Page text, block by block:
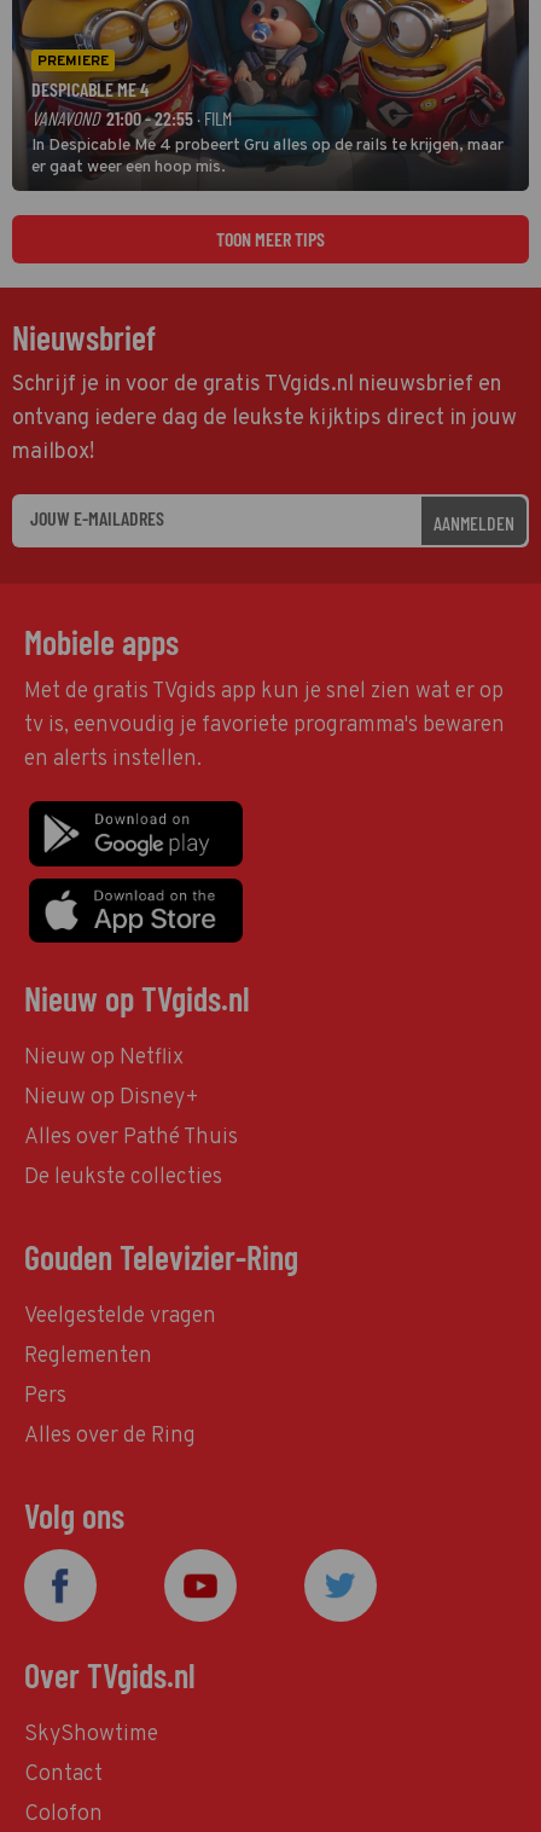
PREMIERE
DESPICABLE ME 4
VANAVOND 21:00 - 22:55 · FILM
In Despicable Me 4 probeert Gru alles op de rails te krijgen, maar
er gaat weer een hoop mis.
TOON MEER TIPS
Nieuwsbrief
Schrijf je in voor de gratis TVgids.nl nieuwsbrief en
ontvang iedere dag de leukste kijktips direct in jouw
mailbox!
AANMELDEN
Mobiele apps
Met de gratis TVgids app kun je snel zien wat er op
tv is, eenvoudig je favoriete programma's bewaren
en alerts instellen.
Nieuw op TVgids.nl
Nieuw op Netflix
Nieuw op Disney+
Alles over Pathé Thuis
De leukste collecties
Gouden Televizier-Ring
Veelgestelde vragen
Reglementen
Pers
Alles over de Ring
Volg ons
Over TVgids.nl
SkyShowtime
Contact
Colofon